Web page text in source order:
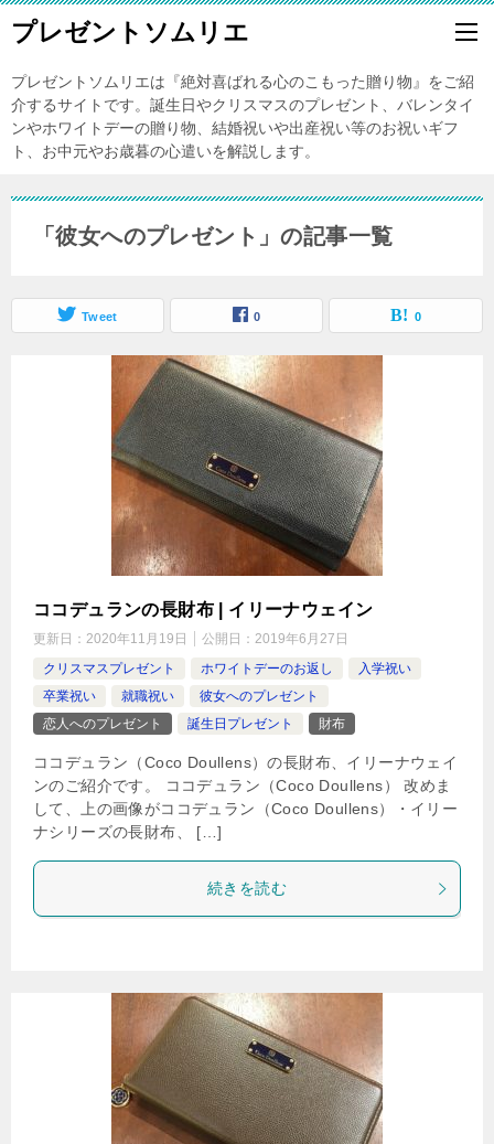
プレゼントソムリエ
プレゼントソムリエは『絶対喜ばれる心のこもった贈り物』をご紹
介するサイトです。誕生日やクリスマスのプレゼント、バレンタイ
ンやホワイトデーの贈り物、結婚祝いや出産祝い等のお祝いギフ
ト、お中元やお歳暮の心遣いを解説します。
「彼女へのプレゼント」の記事一覧
Tweet 0 0
ココデュランの長財布 | イリーナウェイン
更新日： 2020年11月19日 公開日： 2019年6月27日
クリスマスプレゼント
ホワイトデーのお返し
入学祝い
卒業祝い
就職祝い
彼女へのプレゼント
恋人へのプレゼント
誕生日プレゼント 財布
ココデュラン（Coco Doullens）の長財布、イリーナウェイ
ンのご紹介です。 ココデュラン（Coco Doullens） 改めま
して、上の画像がココデュラン（Coco Doullens）・イリー
ナシリーズの長財布、 […]
続きを読む